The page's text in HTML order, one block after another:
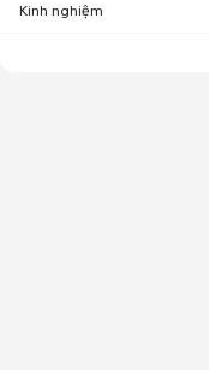
Kinh nghiệm